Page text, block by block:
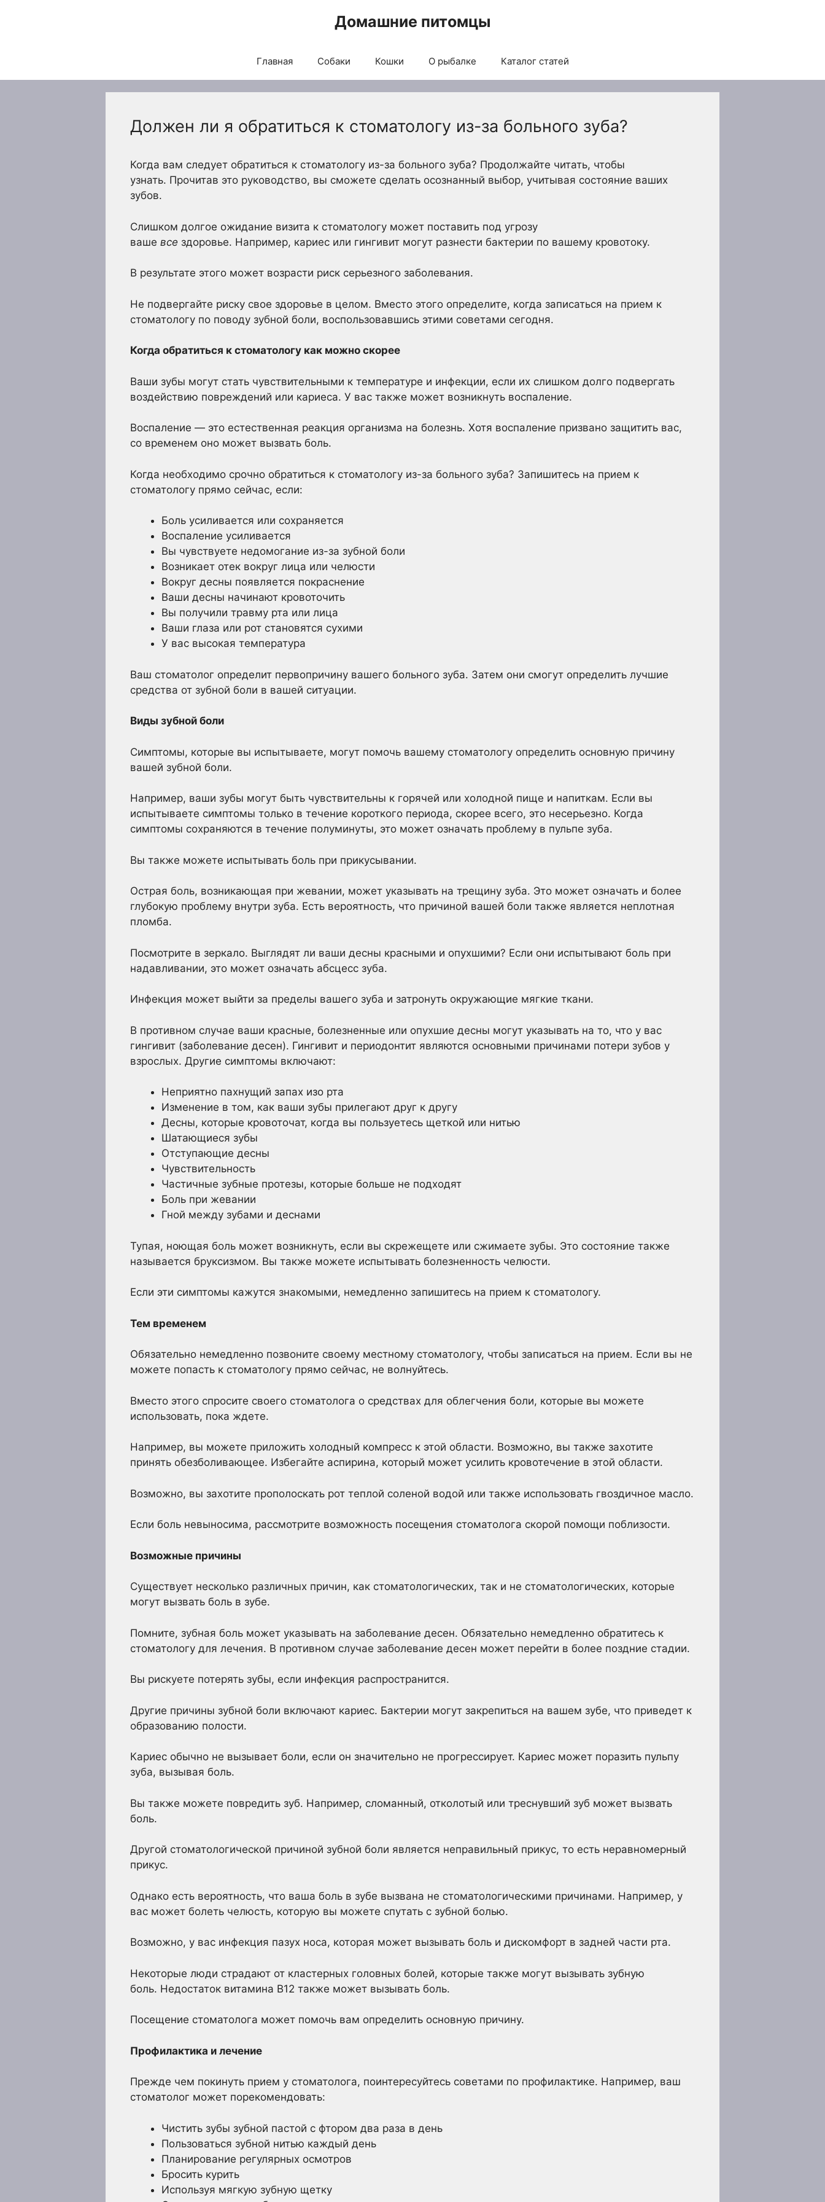
Домашние питомцы
Главная Собаки Кошки О рыбалке Каталог статей
Должен ли я обратиться к стоматологу из-за больного зуба?
Когда вам следует обратиться к стоматологу из-за больного зуба? Продолжайте читать, чтобы
узнать. Прочитав это руководство, вы сможете сделать осознанный выбор, учитывая состояние ваших
зубов.
Слишком долгое ожидание визита к стоматологу может поставить под угрозу
ваше все здоровье. Например, кариес или гингивит могут разнести бактерии по вашему кровотоку.
В результате этого может возрасти риск серьезного заболевания.
Не подвергайте риску свое здоровье в целом. Вместо этого определите, когда записаться на прием к
стоматологу по поводу зубной боли, воспользовавшись этими советами сегодня.
Когда обратиться к стоматологу как можно скорее
Ваши зубы могут стать чувствительными к температуре и инфекции, если их слишком долго подвергать
воздействию повреждений или кариеса. У вас также может возникнуть воспаление.
Воспаление — это естественная реакция организма на болезнь. Хотя воспаление призвано защитить вас,
со временем оно может вызвать боль.
Когда необходимо срочно обратиться к стоматологу из-за больного зуба? Запишитесь на прием к
стоматологу прямо сейчас, если:
Боль усиливается или сохраняется
Воспаление усиливается
Вы чувствуете недомогание из-за зубной боли
Возникает отек вокруг лица или челюсти
Вокруг десны появляется покраснение
Ваши десны начинают кровоточить
Вы получили травму рта или лица
Ваши глаза или рот становятся сухими
У вас высокая температура
Ваш стоматолог определит первопричину вашего больного зуба. Затем они смогут определить лучшие
средства от зубной боли в вашей ситуации.
Виды зубной боли
Симптомы, которые вы испытываете, могут помочь вашему стоматологу определить основную причину
вашей зубной боли.
Например, ваши зубы могут быть чувствительны к горячей или холодной пище и напиткам. Если вы
испытываете симптомы только в течение короткого периода, скорее всего, это несерьезно. Когда
симптомы сохраняются в течение полуминуты, это может означать проблему в пульпе зуба.
Вы также можете испытывать боль при прикусывании.
Острая боль, возникающая при жевании, может указывать на трещину зуба. Это может означать и более
глубокую проблему внутри зуба. Есть вероятность, что причиной вашей боли также является неплотная
пломба.
Посмотрите в зеркало. Выглядят ли ваши десны красными и опухшими? Если они испытывают боль при
надавливании, это может означать абсцесс зуба.
Инфекция может выйти за пределы вашего зуба и затронуть окружающие мягкие ткани.
В противном случае ваши красные, болезненные или опухшие десны могут указывать на то, что у вас
гингивит (заболевание десен). Гингивит и периодонтит являются основными причинами потери зубов у
взрослых. Другие симптомы включают:
Неприятно пахнущий запах изо рта
Изменение в том, как ваши зубы прилегают друг к другу
Десны, которые кровоточат, когда вы пользуетесь щеткой или нитью
Шатающиеся зубы
Отступающие десны
Чувствительность
Частичные зубные протезы, которые больше не подходят
Боль при жевании
Гной между зубами и деснами
Тупая, ноющая боль может возникнуть, если вы скрежещете или сжимаете зубы. Это состояние также
называется бруксизмом. Вы также можете испытывать болезненность челюсти.
Если эти симптомы кажутся знакомыми, немедленно запишитесь на прием к стоматологу.
Тем временем
Обязательно немедленно позвоните своему местному стоматологу, чтобы записаться на прием. Если вы не
можете попасть к стоматологу прямо сейчас, не волнуйтесь.
Вместо этого спросите своего стоматолога о средствах для облегчения боли, которые вы можете
использовать, пока ждете.
Например, вы можете приложить холодный компресс к этой области. Возможно, вы также захотите
принять обезболивающее. Избегайте аспирина, который может усилить кровотечение в этой области.
Возможно, вы захотите прополоскать рот теплой соленой водой или также использовать гвоздичное масло.
Если боль невыносима, рассмотрите возможность посещения стоматолога скорой помощи поблизости.
Возможные причины
Существует несколько различных причин, как стоматологических, так и не стоматологических, которые
могут вызвать боль в зубе.
Помните, зубная боль может указывать на заболевание десен. Обязательно немедленно обратитесь к
стоматологу для лечения. В противном случае заболевание десен может перейти в более поздние стадии.
Вы рискуете потерять зубы, если инфекция распространится.
Другие причины зубной боли включают кариес. Бактерии могут закрепиться на вашем зубе, что приведет к
образованию полости.
Кариес обычно не вызывает боли, если он значительно не прогрессирует. Кариес может поразить пульпу
зуба, вызывая боль.
Вы также можете повредить зуб. Например, сломанный, отколотый или треснувший зуб может вызвать
боль.
Другой стоматологической причиной зубной боли является неправильный прикус, то есть неравномерный
прикус.
Однако есть вероятность, что ваша боль в зубе вызвана не стоматологическими причинами. Например, у
вас может болеть челюсть, которую вы можете спутать с зубной болью.
Возможно, у вас инфекция пазух носа, которая может вызывать боль и дискомфорт в задней части рта.
Некоторые люди страдают от кластерных головных болей, которые также могут вызывать зубную
боль. Недостаток витамина В12 также может вызывать боль.
Посещение стоматолога может помочь вам определить основную причину.
Профилактика и лечение
Прежде чем покинуть прием у стоматолога, поинтересуйтесь советами по профилактике. Например, ваш
стоматолог может порекомендовать:
Чистить зубы зубной пастой с фтором два раза в день
Пользоваться зубной нитью каждый день
Планирование регулярных осмотров
Бросить курить
Используя мягкую зубную щетку